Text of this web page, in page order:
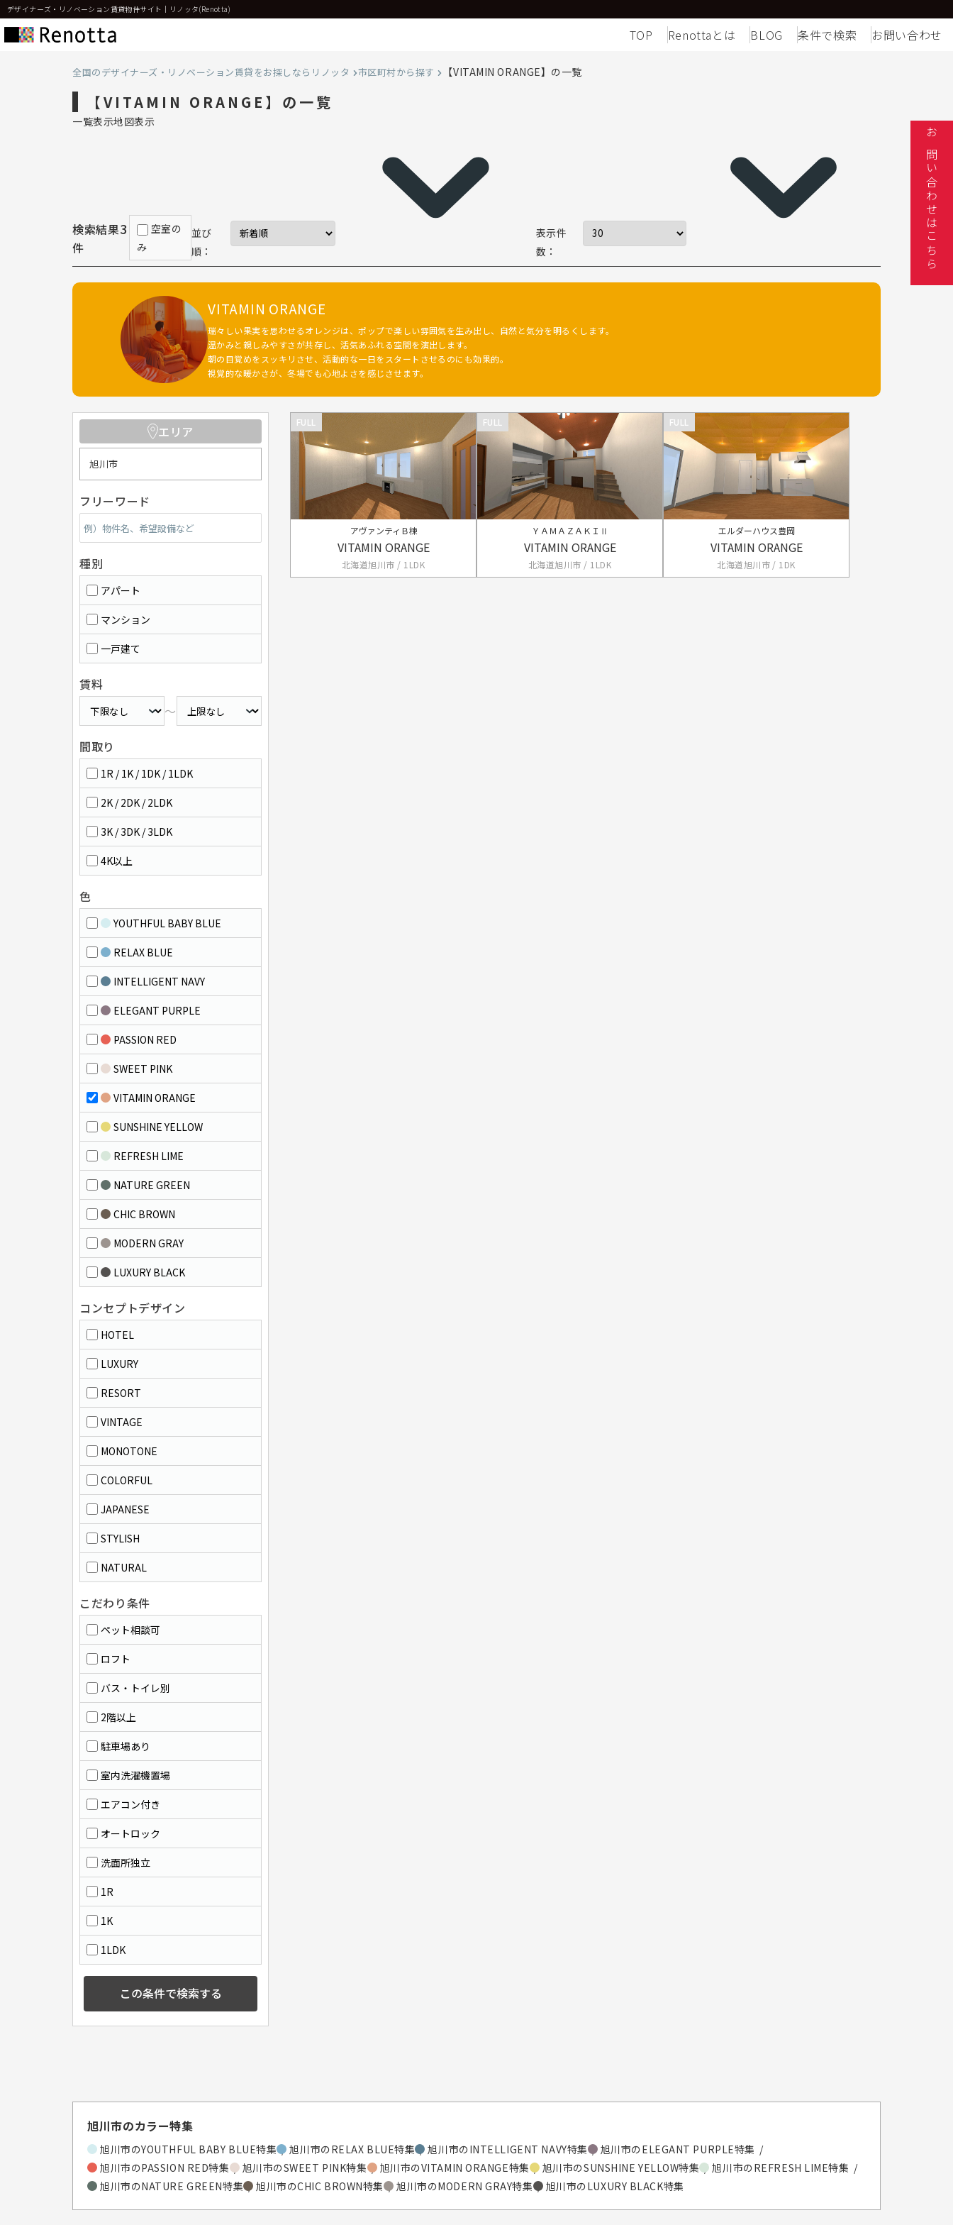
デザイナーズ・リノベーション賃貸物件サイト｜リノッタ(Renotta)
TOP Renottaとは BLOG 条件で検索 お問い合わせ
全国のデザイナーズ・リノベーション賃貸をお探しならリノッタ 市区町村から探す 【VITAMIN ORANGE】の一覧
【VITAMIN ORANGE】の一覧
一覧表示地図表示
検索結果3
件
空室の
み
並び
順：
表示件
数：
VITAMIN ORANGE
瑞々しい果実を思わせるオレンジは、ポップで楽しい雰囲気を生み出し、自然と気分を明るくします。
温かみと親しみやすさが共存し、活気あふれる空間を演出します。
朝の目覚めをスッキリさせ、活動的な一日をスタートさせるのにも効果的。
視覚的な暖かさが、冬場でも心地よさを感じさせます。
FULL
アヴァンティＢ棟
VITAMIN ORANGE
北海道旭川市 / 1LDK
FULL
ＹＡＭＡＺＡＫＩⅡ
VITAMIN ORANGE
北海道旭川市 / 1LDK
FULL
エルダーハウス豊岡
VITAMIN ORANGE
北海道旭川市 / 1DK
エリア
旭川市
フリーワード
種別
アパート
マンション
一戸建て
賃料
～
間取り
1R / 1K / 1DK / 1LDK
2K / 2DK / 2LDK
3K / 3DK / 3LDK
4K以上
色
YOUTHFUL BABY BLUE
RELAX BLUE
INTELLIGENT NAVY
ELEGANT PURPLE
PASSION RED
SWEET PINK
VITAMIN ORANGE
SUNSHINE YELLOW
REFRESH LIME
NATURE GREEN
CHIC BROWN
MODERN GRAY
LUXURY BLACK
コンセプトデザイン
HOTEL
LUXURY
RESORT
VINTAGE
MONOTONE
COLORFUL
JAPANESE
STYLISH
NATURAL
こだわり条件
ペット相談可
ロフト
バス・トイレ別
2階以上
駐車場あり
室内洗濯機置場
エアコン付き
オートロック
洗面所独立
1R
1K
1LDK
この条件で検索する
旭川市のカラー特集
旭川市のYOUTHFUL BABY BLUE特集 旭川市のRELAX BLUE特集 旭川市のINTELLIGENT NAVY特集
旭川市のELEGANT PURPLE特集
旭川市のPASSION RED特集
旭川市のSWEET PINK特集 旭川市のVITAMIN ORANGE特集 旭川市のSUNSHINE YELLOW特集
旭川市のREFRESH LIME特集
旭川市のNATURE GREEN特集
旭川市のCHIC BROWN特集 旭川市のMODERN GRAY特集 旭川市のLUXURY BLACK特集
お問い合わせはこちら